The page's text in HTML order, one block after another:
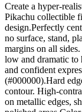
Create a hyper-
Pikachu collectible
design.Perfectly
no surface, stand,
margins on all
low and dramatic to
and confident
(#000000).Hard
contour. High-
on metallic edges,